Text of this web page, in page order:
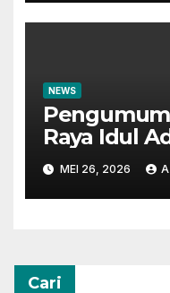
NEWS
Raya Idul
MEI 26, 2026
Cari